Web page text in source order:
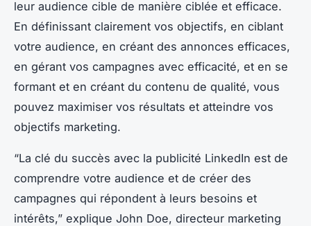
leur audience cible de manière ciblée et efficace.
En définissant clairement vos objectifs, en ciblant
votre audience, en créant des annonces efficaces,
en gérant vos campagnes avec efficacité, et en se
formant et en créant du contenu de qualité, vous
pouvez maximiser vos résultats et atteindre vos
objectifs marketing.
“La clé du succès avec la publicité LinkedIn est de
comprendre votre audience et de créer des
campagnes qui répondent à leurs besoins et
intérêts,” explique John Doe, directeur marketing